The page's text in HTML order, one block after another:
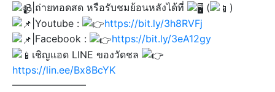
|ถ่ายทอดสด หรือรับชมย้อนหลังได้ที่
(
)​
|Youtube :
https://bit.ly/3h8RVFj
|Facebook :
https://bit.ly/3eA12gy
เชิญแอด LINE ของวัดชล
https://lin.ee/Bx8BcYK
———————–